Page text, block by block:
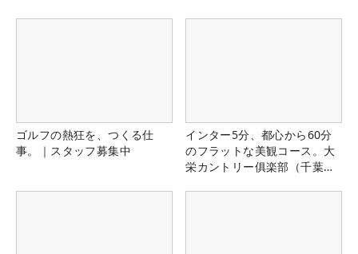
ゴルフの熱狂を、つくる仕
事。｜スタッフ募集中
インター5分、都心から60分
のフラットな美観コース。大
栄カントリー俱楽部（千葉